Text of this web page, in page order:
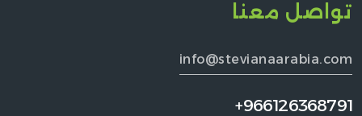
تواصل معنا
info@stevianaarabia.com
966126368791+